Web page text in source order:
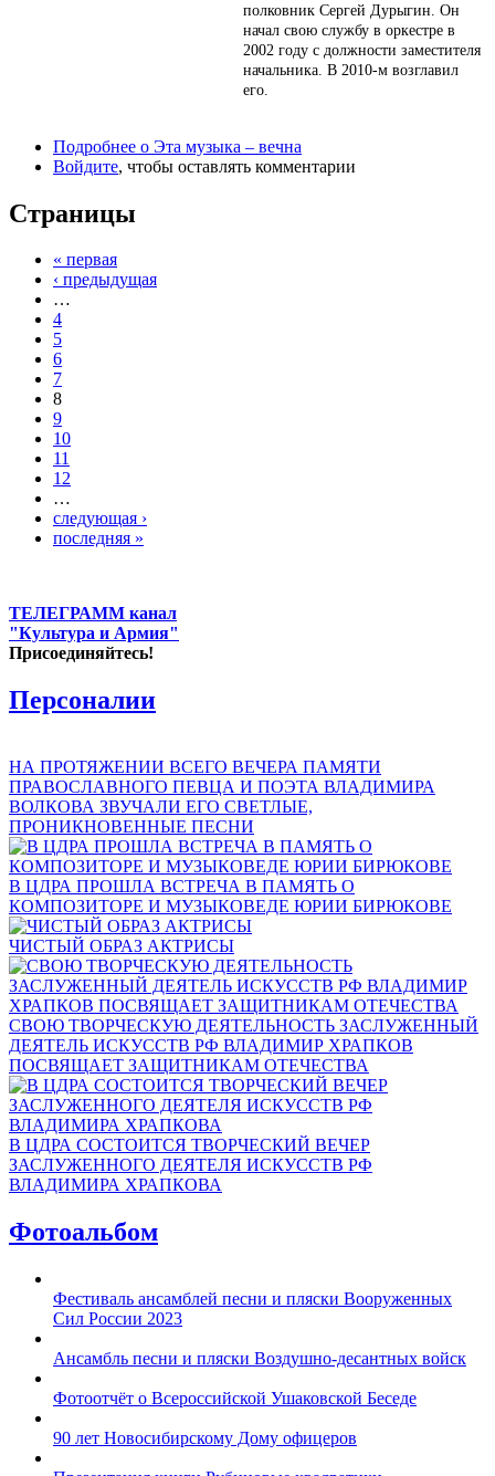
полковник Сергей Дурыгин. Он
начал свою службу в оркестре в
2002 году с должности заместителя
начальника. В 2010-м возглавил
его.
Подробнее о Эта музыка – вечна
Войдите, чтобы оставлять комментарии
Страницы
« первая
‹ предыдущая
…
4
5
6
7
8
9
10
11
12
…
следующая ›
последняя »
ТЕЛЕГРАММ канал
"Культура и Армия"
Присоединяйтесь!
Персоналии
НА ПРОТЯЖЕНИИ ВСЕГО ВЕЧЕРА ПАМЯТИ
ПРАВОСЛАВНОГО ПЕВЦА И ПОЭТА ВЛАДИМИРА
ВОЛКОВА ЗВУЧАЛИ ЕГО СВЕТЛЫЕ,
ПРОНИКНОВЕННЫЕ ПЕСНИ
В ЦДРА ПРОШЛА ВСТРЕЧА В ПАМЯТЬ О
КОМПОЗИТОРЕ И МУЗЫКОВЕДЕ ЮРИИ БИРЮКОВЕ
ЧИСТЫЙ ОБРАЗ АКТРИСЫ
СВОЮ ТВОРЧЕСКУЮ ДЕЯТЕЛЬНОСТЬ ЗАСЛУЖЕННЫЙ
ДЕЯТЕЛЬ ИСКУССТВ РФ ВЛАДИМИР ХРАПКОВ
ПОСВЯЩАЕТ ЗАЩИТНИКАМ ОТЕЧЕСТВА
В ЦДРА СОСТОИТСЯ ТВОРЧЕСКИЙ ВЕЧЕР
ЗАСЛУЖЕННОГО ДЕЯТЕЛЯ ИСКУССТВ РФ
ВЛАДИМИРА ХРАПКОВА
Фотоальбом
Фестиваль ансамблей песни и пляски Вооруженных
Сил России 2023
Ансамбль песни и пляски Воздушно-десантных войск
Фотоотчёт о Всероссийской Ушаковской Беседе
90 лет Новосибирскому Дому офицеров